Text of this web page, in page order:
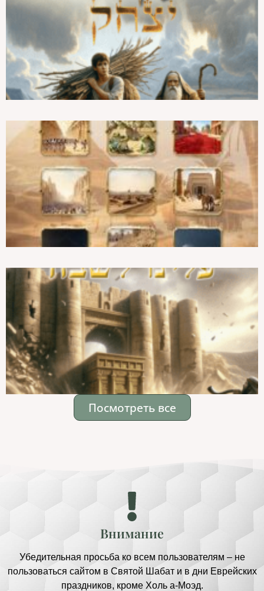
Посмотреть все
Внимание
Убедительная просьба ко всем пользователям – не
пользоваться сайтом в Святой Шабат и в дни Еврейских
праздников, кроме Холь а-Моэд.